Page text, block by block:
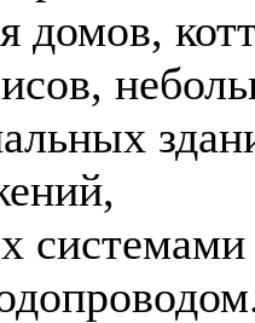
домов,
системами